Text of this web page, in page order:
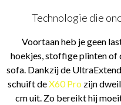
Technologie die
Voortaan heb je geen
hoekjes, stoffige plinten of
sofa. Dankzij de
schuift deX60 Pro zijn
cm uit. Zo bereikt hij